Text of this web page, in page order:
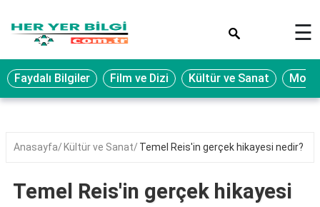
Eğitim
Ekonomi
Seyahat
Oyun
☰
Faydalı Bilgiler Film ve Dizi Kültür ve Sanat
Anasayfa Kültür ve Sanat Temel Reis'in gerçek hikayesi nedir?
Temel Reis'in gerçek hikayesi